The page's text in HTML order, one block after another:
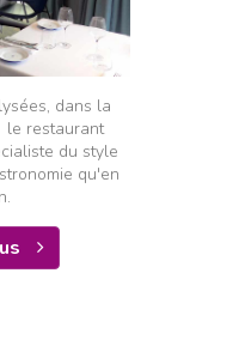
dans la
le restaurant
du style
qu'en